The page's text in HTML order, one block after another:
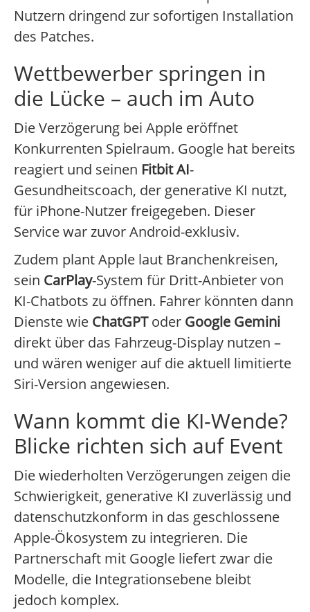
Nutzern dringend zur sofortigen Installation
des Patches.
Wettbewerber springen in
die Lücke – auch im Auto
Die Verzögerung bei Apple eröffnet
Konkurrenten Spielraum. Google hat bereits
reagiert und seinen Fitbit AI-
Gesundheitscoach, der generative KI nutzt,
für iPhone-Nutzer freigegeben. Dieser
Service war zuvor Android-exklusiv.
Zudem plant Apple laut Branchenkreisen,
sein CarPlay-System für Dritt-Anbieter von
KI-Chatbots zu öffnen. Fahrer könnten dann
Dienste wie ChatGPToder Google Gemini
direkt über das Fahrzeug-Display nutzen –
und wären weniger auf die aktuell limitierte
Siri-Version angewiesen.
Wann kommt die KI-Wende?
Blicke richten sich auf Event
Die wiederholten Verzögerungen zeigen die
Schwierigkeit, generative KI zuverlässig und
datenschutzkonform in das geschlossene
Apple-Ökosystem zu integrieren. Die
Partnerschaft mit Google liefert zwar die
Modelle, die Integrationsebene bleibt
jedoch komplex.